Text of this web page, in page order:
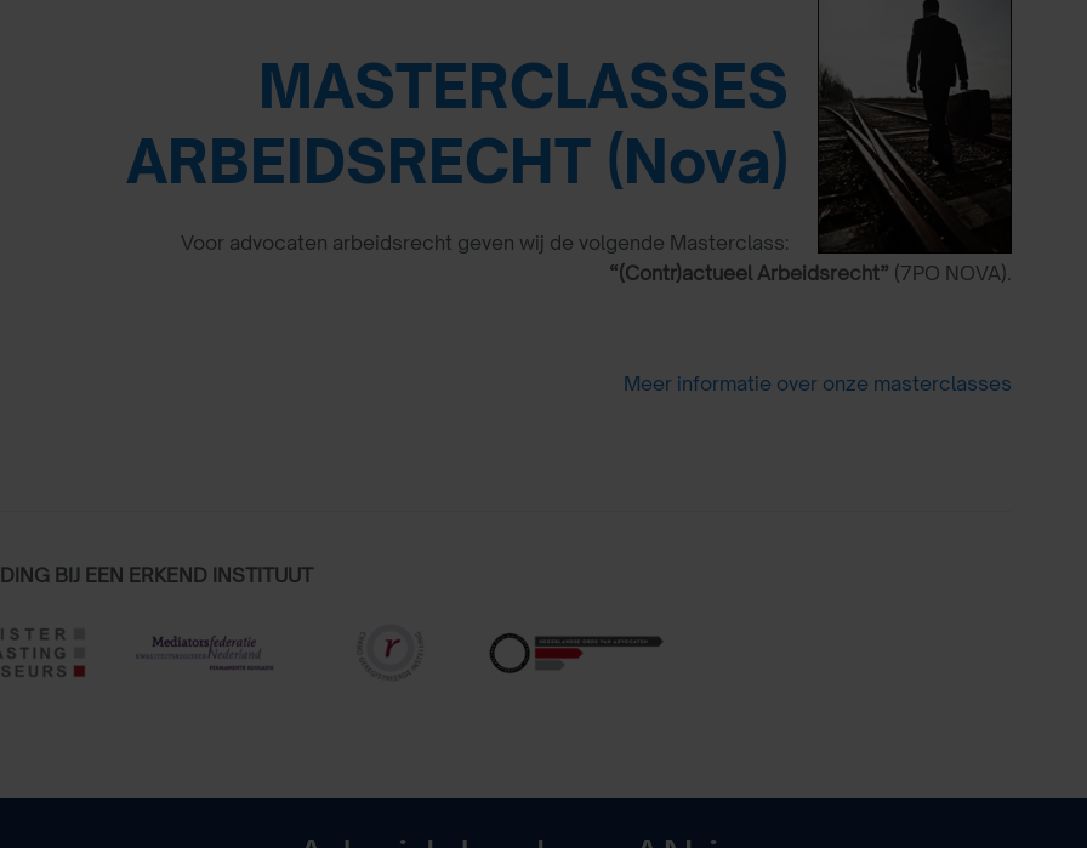
MASTERCLASSES
ARBEIDSRECHT (Nova)
Voor advocaten arbeidsrecht geven wij de volgende Masterclass:
“(Contr)actueel Arbeidsrecht” (7PO NOVA).
Meer informatie over onze masterclasses
BIJ EEN ERKEND INSTITUUT